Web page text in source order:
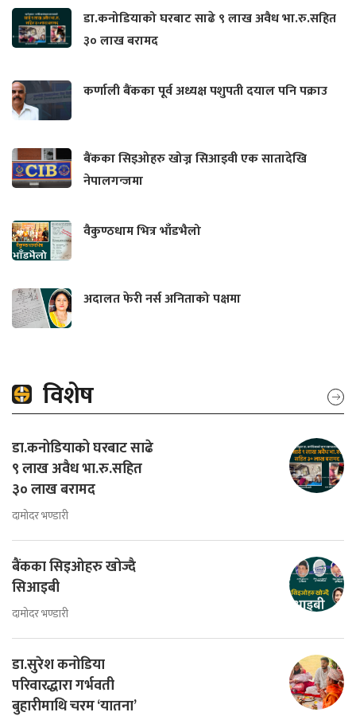
डा.कनोडियाको घरबाट साढे ९ लाख अवैध भा.रु.सहित
३० लाख बरामद
कर्णाली बैंकका पूर्व अध्यक्ष पशुपती दयाल पनि पक्राउ
बैंकका सिइओहरु खोज्न सिआइवी एक सातादेखि
नेपालगन्जमा
वैकुण्ठधाम भित्र भाँडभैलो
अदालत फेरी नर्स अनिताको पक्षमा
विशेष
डा.कनोडियाको घरबाट साढे
९ लाख अवैध भा.रु.सहित
३० लाख बरामद
दामोदर भण्डारी
बैंकका सिइओहरु खोज्दै
सिआइबी
दामोदर भण्डारी
डा.सुरेश कनोडिया
परिवारद्धारा गर्भवती
बुहारीमाथि चरम ‘यातना’